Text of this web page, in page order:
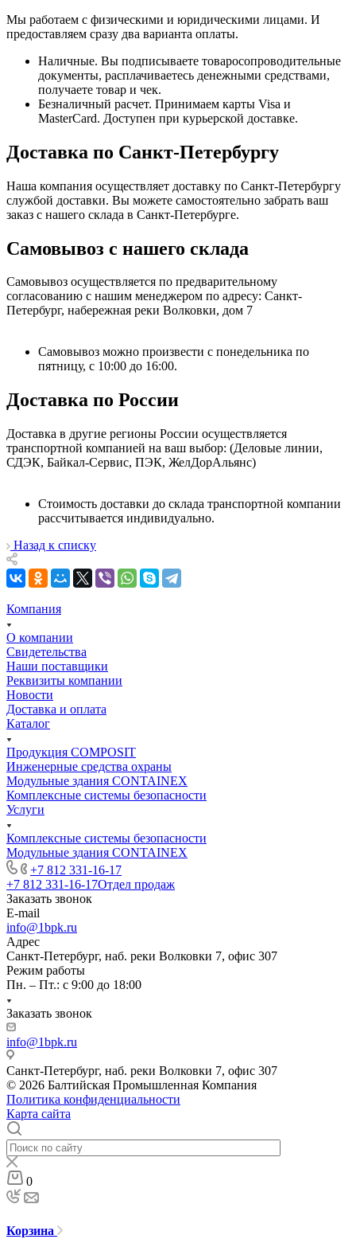
Мы работаем с физическими и юридическими лицами. И
предоставляем сразу два варианта оплаты.
Наличные. Вы подписываете товаросопроводительные
документы, расплачиваетесь денежными средствами,
получаете товар и чек.
Безналичный расчет. Принимаем карты Visa и
MasterCard. Доступен при курьерской доставке.
Доставка по Санкт-Петербургу
Наша компания осуществляет доставку по Санкт-Петербургу
службой доставки. Вы можете самостоятельно забрать ваш
заказ с нашего склада в Санкт-Петербурге.
Самовывоз с нашего склада
Самовывоз осуществляется по предварительному
согласованию с нашим менеджером по адресу: Санкт-
Петербург, набережная реки Волковки, дом 7
Самовывоз можно произвести с понедельника по
пятницу, с 10:00 до 16:00.
Доставка по России
Доставка в другие регионы России осуществляется
транспортной компанией на ваш выбор: (Деловые линии,
СДЭК, Байкал-Сервис, ПЭК, ЖелДорАльянс)
Стоимость доставки до склада транспортной компании
рассчитывается индивидуально.
Назад к списку
Компания
О компании
Свидетельства
Наши поставщики
Реквизиты компании
Новости
Доставка и оплата
Каталог
Продукция COMPOSIT
Инженерные средства охраны
Модульные здания CONTAINEX
Комплексные системы безопасности
Услуги
Комплексные системы безопасности
Модульные здания CONTAINEX
+7 812 331-16-17
+7 812 331-16-17Отдел продаж
Заказать звонок
E-mail
info@1bpk.ru
Адрес
Санкт-Петербург, наб. реки Волковки 7, офис 307
Режим работы
Пн. – Пт.: с 9:00 до 18:00
Заказать звонок
info@1bpk.ru
Санкт-Петербург, наб. реки Волковки 7, офис 307
© 2026 Балтийская Промышленная Компания
Политика конфиденциальности
Карта сайта
0
Корзина